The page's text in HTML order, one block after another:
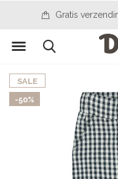
SALE
-50%